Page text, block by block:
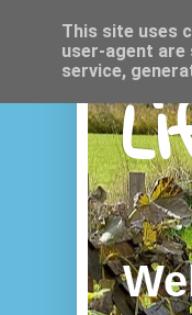
This site uses
user-agent are
service,